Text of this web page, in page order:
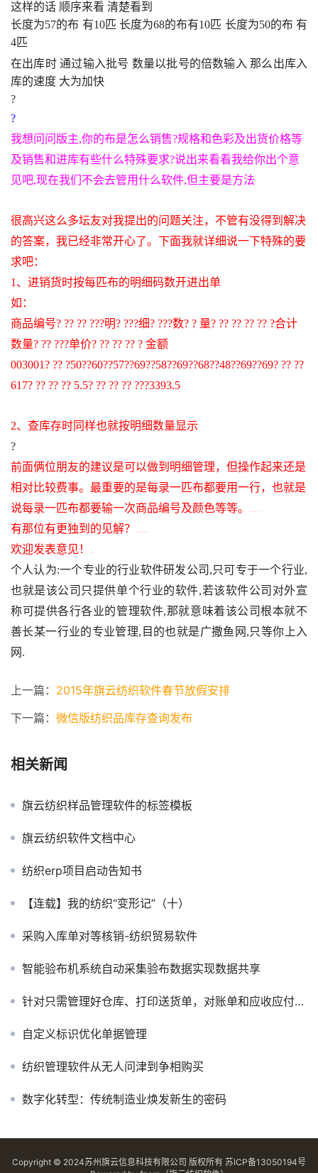
这样的话 顺序来看 清楚看到
长度为57的布 有10匹 长度为68的布有10匹 长度为50的布 有
4匹
在出库时 通过输入批号 数量以批号的倍数输入 那么出库入
库的速度 大为加快
?
?
我想问问版主,你的布是怎么销售?规格和色彩及出货价格等
及销售和进库有些什么特殊要求?说出来看看我给你出个意
见吧,现在我们不会去管用什么软件,但主要是方法
很高兴这么多坛友对我提出的问题关注，不管有没得到解决
的答案，我已经非常开心了。下面我就详细说一下特殊的要
求吧：
1 、进销货时按每匹布的明细码数开进出单
如：
商品编号? ?? ?? ???明? ???细? ???数? ? 量? ?? ?? ?? ?? ?合计
数量? ?? ???单价? ?? ?? ?? ? 金额
003001? ?? ?50??60??57??69??58??69??68??48??69??69? ?? ??
617? ?? ?? ?? 5.5? ?? ?? ?? ???3393.5
2、查库存时同样也就按明细数量显示
?
前面俩位朋友的建议是可以做到明细管理，但操作起来还是
相对比较费事。最重要的是每录一匹布都要用一行，也就是
说每录一匹布都要输一次商品编号及颜色等等。
有那位有更独到的见解？
欢迎发表意见！
个人认为:一个专业的行业软件研发公司 ,只可专于一个行业,
也就是该公司只提供单个行业的软件,若该软件公司对外宣
称可提供各行各业的管理软件,那就意味着该公司根本就不
善长某一行业的专业管理, 目的也就是广撒鱼网 ,只等你上入
网 .
上一篇： 2015年旗云纺织软件春节放假安排
下一篇： 微信版纺织品库存查询发布
相关新闻
旗云纺织样品管理软件的标签模板
旗云纺织软件文档中心
纺织erp项目启动告知书
【连载】我的纺织“变形记”（十）
采购入库单对等核销-纺织贸易软件
智能验布机系统自动采集验布数据实现数据共享
针对只需管理好仓库、打印送货单，对账单和应收应付的统计布行软件
自定义标识优化单据管理
纺织管理软件从无人问津到争相购买
数字化转型：传统制造业焕发新生的密码
Copyright © 2024苏州旗云信息科技有限公司 版权所有 苏ICP备13050194号